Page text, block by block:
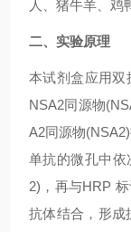
人、猪牛羊、鸡
二、实验原理
本试剂盒应用双
NSA2同源物
A2同源物(NSA2)
单抗的微孔中依
2) ，再与HRP
抗体结合，形成